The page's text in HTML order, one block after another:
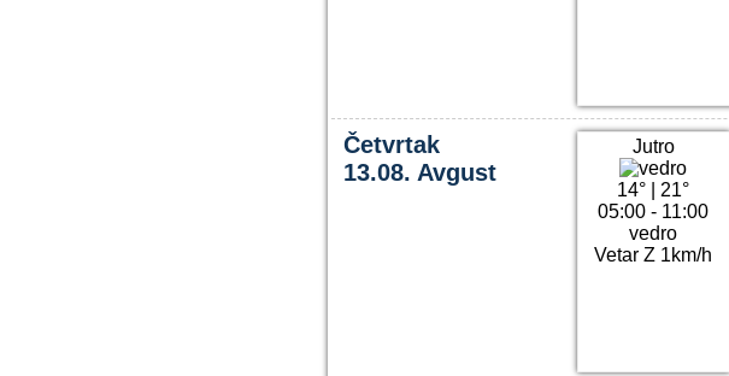
Četvrtak
13.08. Avgust
Jutro
14°
21°
05:00 - 11:00
vedro
Vetar Z 1km/h